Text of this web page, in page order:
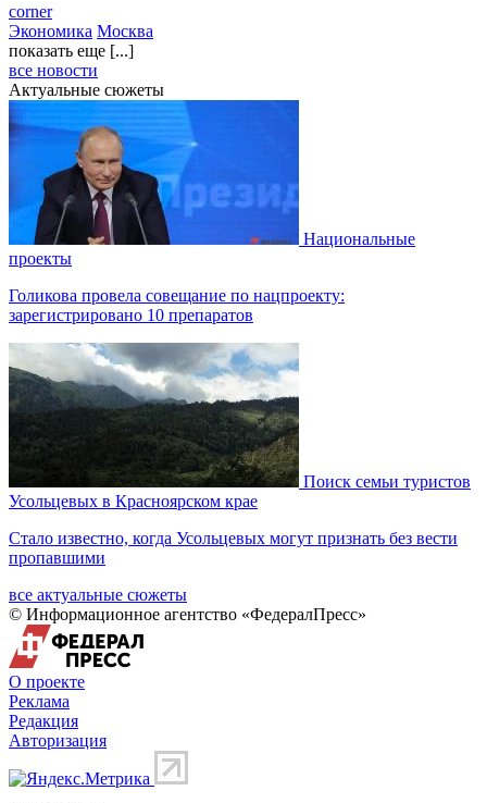
corner
Экономика Москва
показать еще [...]
все новости
Актуальные сюжеты
Национальные
проекты
Голикова провела совещание по нацпроекту:
зарегистрировано 10 препаратов
Поиск семьи туристов
Усольцевых в Красноярском крае
Стало известно, когда Усольцевых могут признать без вести
пропавшими
все актуальные сюжеты
© Информационное агентство «ФедералПресс»
О проекте
Реклама
Редакция
Авторизация